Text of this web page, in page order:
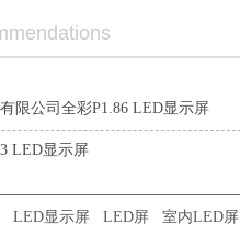
限公司全彩P1.86 LED显示屏
LED显示屏
LED显示屏 LED屏 室内LED屏